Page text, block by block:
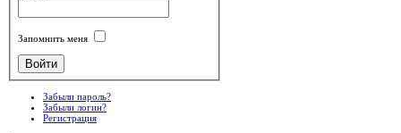
Запомнить меня
Забыли пароль?
Забыли логин?
Регистрация